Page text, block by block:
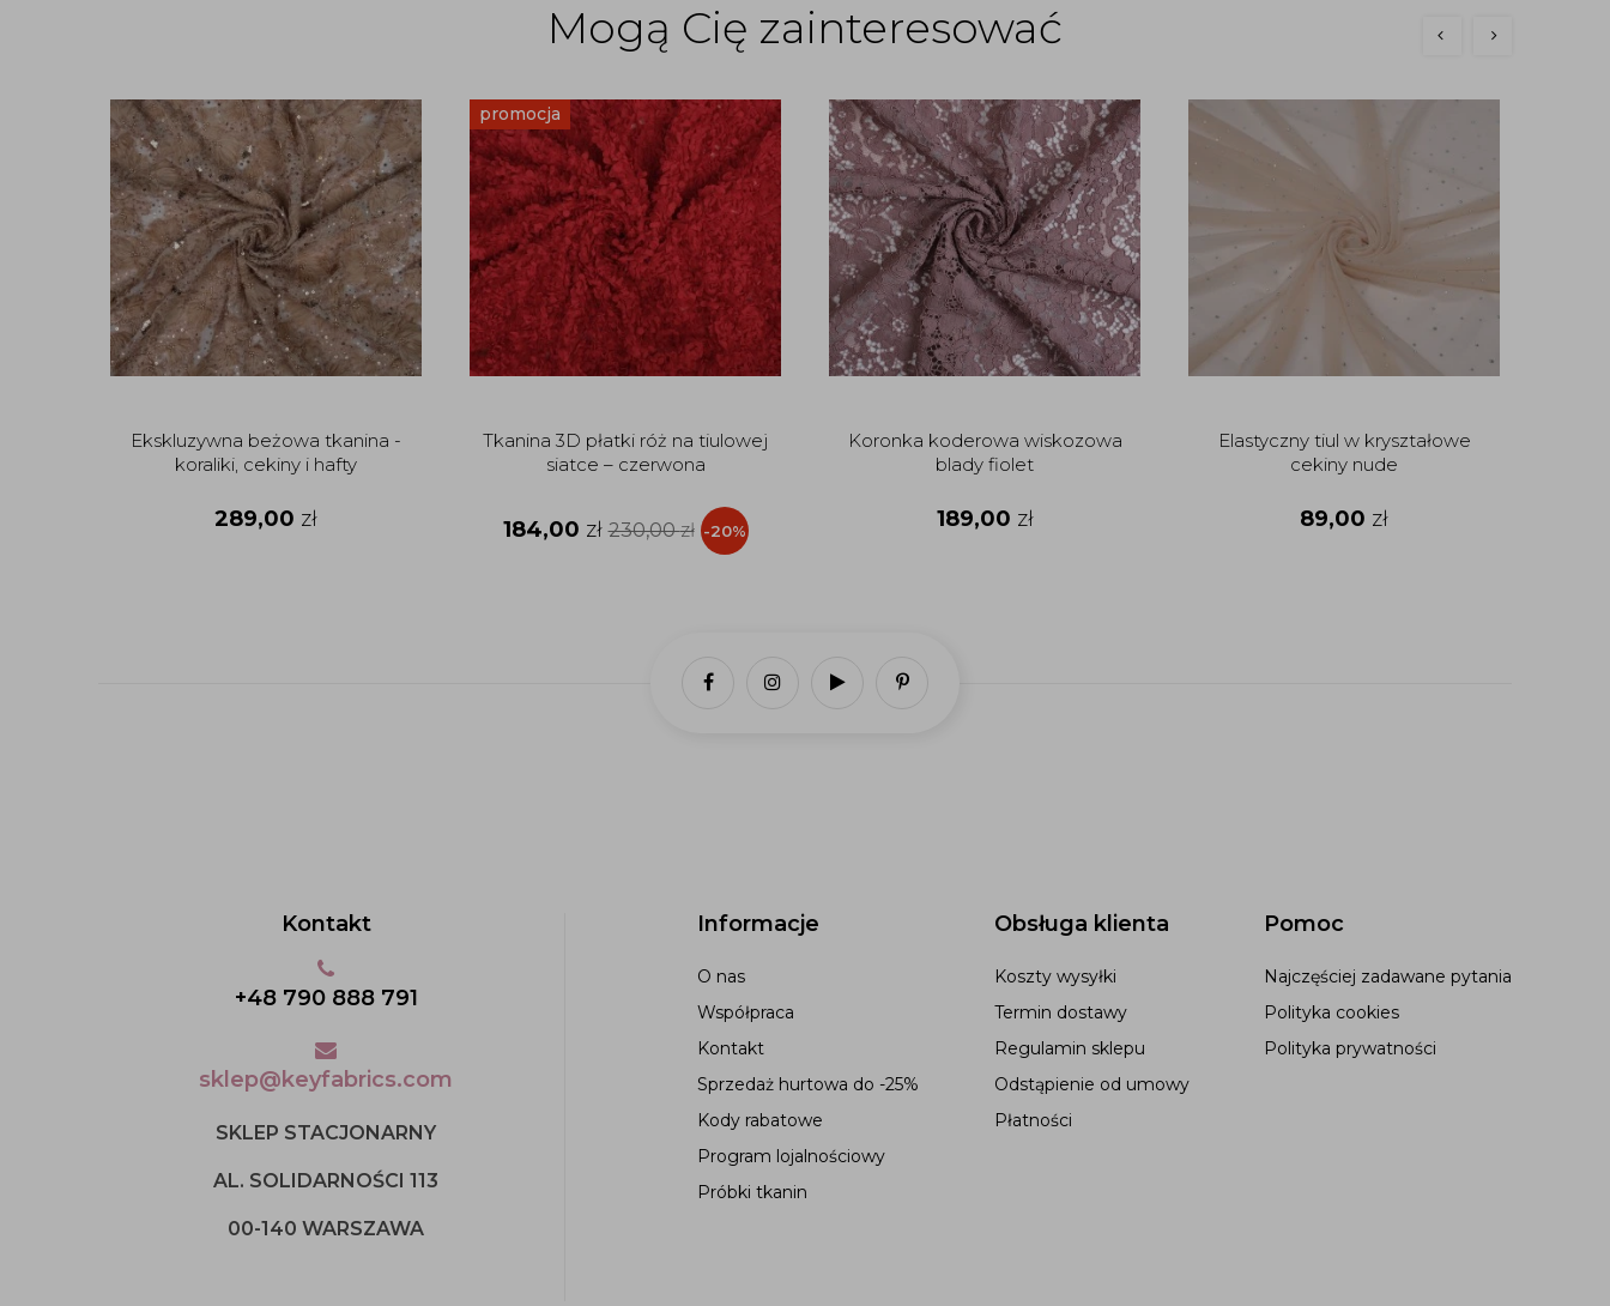
Mogą Cię zainteresować
Ekskluzywna beżowa tkanina -
koraliki, cekiny i hafty
289,00 zł
promocja
Tkanina 3D płatki róż na tiulowej
siatce – czerwona
184,00 zł 230,00zł -20%
Koronka koderowa wiskozowa
blady fiolet
189,00 zł
Elastyczny tiul w kryształowe
cekiny nude
89,00 zł
Informacje
O nas
Współpraca
Kontakt
Sprzedaż hurtowa do -25%
Kody rabatowe
Program lojalnościowy
Próbki tkanin
Obsługa klienta
Koszty wysyłki
Termin dostawy
Regulamin sklepu
Odstąpienie od umowy
Płatności
Pomoc
Najczęściej zadawane pytania
Polityka cookies
Polityka prywatności
Kontakt
+48 790 888 791
sklep@keyfabrics.com
SKLEP STACJONARNY
AL. SOLIDARNOŚCI 113
00-140 WARSZAWA